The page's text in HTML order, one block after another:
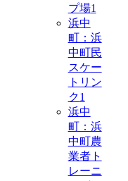
プ場1
浜中
町：浜
中町民
スケー
トリン
ク1
浜中
町：浜
中町農
業者ト
レーニ